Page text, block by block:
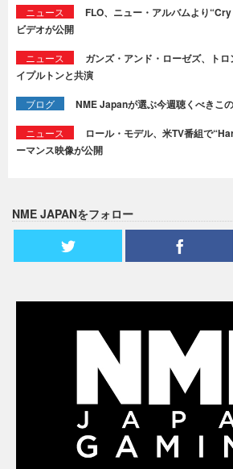
ニュース
FLO、ニュー・アルバムより
ビデオが公開
ニュース
ガンズ・アンド・ローゼズ、ト
イプルトンと共演
ブログ NME Japanが選ぶ今週聴くべきこ
ニュース
ロール・モデル、米TV番組で
ーマンス映像が公開
NME JAPANをフォロー